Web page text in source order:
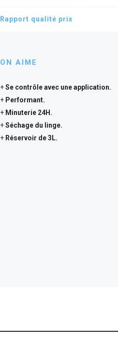
Rapport qualité prix
ON AIME
Se contrôle avec une application.
Performant.
Minuterie 24H.
Séchage du linge.
Réservoir de 3L.